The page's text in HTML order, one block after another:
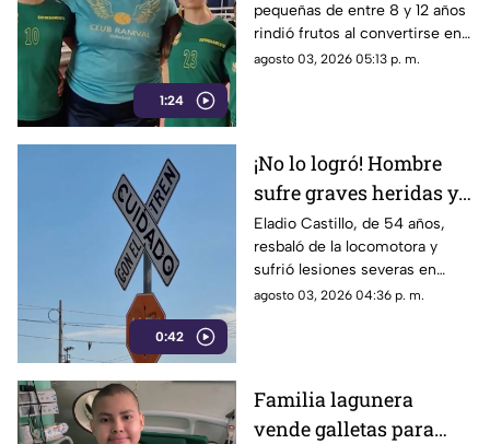
1:24
y se coronan
campeonas de voleibol
en Colombia
pequeñas de entre 8 y 12 años
rindió frutos al convertirse en
el primer equipo del municipio
agosto 03, 2026 05:13 p. m.
0:42
¡No lo logró! Hombre
sufre graves heridas y
amputación tras
intentar subir al tren
en movimiento en
Mapimí
Eladio Castillo, de 54 años,
resbaló de la locomotora y
sufrió lesiones severas en
ambos brazos. Actualmente se
agosto 03, 2026 04:36 p. m.
Familia lagunera
vende galletas para